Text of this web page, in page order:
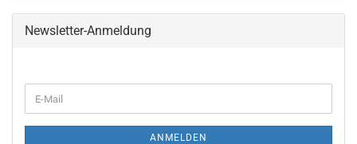
Newsletter-Anmeldung
ZUR
E-
Mail
ANMELDEN